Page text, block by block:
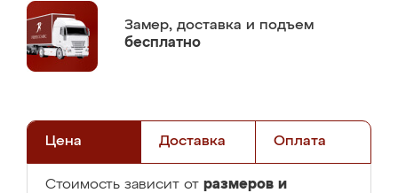
Замер, доставка и подъем
бесплатно
Цена Доставка Оплата
Стоимость зависит от размеров и